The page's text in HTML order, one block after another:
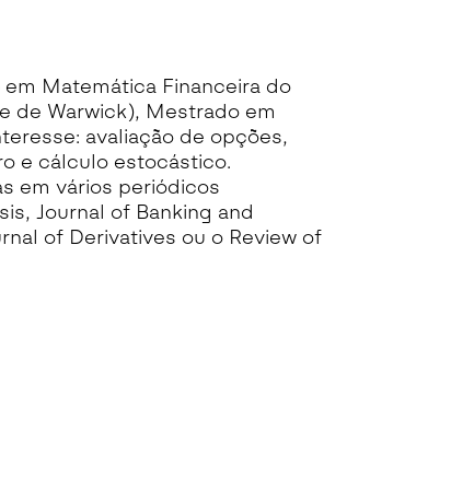
Matemática Financeira do
de Warwick), Mestrado em
avaliação de opções,
e cálculo estocástico.
em vários periódicos
Journal of Banking and
of Derivatives ou o Review of